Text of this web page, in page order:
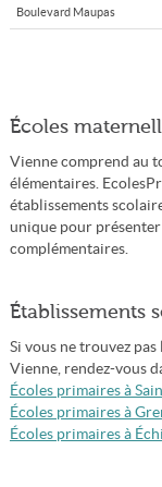
Boulevard Maupas
Écoles
Vienne comprend au
élémentaires.
établissements
unique pour présenter
complémentaires.
Établissements
Si vous ne trouvez
Vienne, rendez-vous
Écoles primaires à
Écoles primaires à
Écoles primaires à